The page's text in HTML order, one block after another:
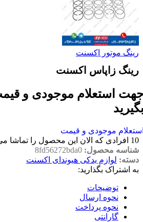
رینگ موتور اکسنت
رینگ زاپاس اکسنت
استعلام موجودی و
موجودی و قیمت
10 افرادی که الان این محصول را تماشا
شناسه محصول: 8fd56272bda0
دسته: لوازم یدکی هیوندای اکسنت
به اشتراک بگذارید:
توضیحات
نحوه ارسال
نحوه پرداخت
گارانتی